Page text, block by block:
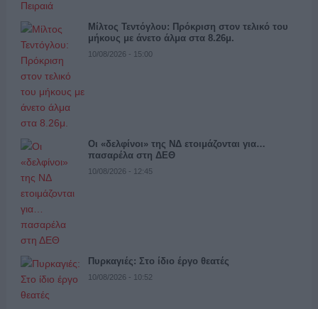
Μίλτος Τεντόγλου: Πρόκριση στον τελικό του
μήκους με άνετο άλμα στα 8.26μ.
10/08/2026 - 15:00
Οι «δελφίνοι» της ΝΔ ετοιμάζονται για…
πασαρέλα στη ΔΕΘ
10/08/2026 - 12:45
Πυρκαγιές: Στο ίδιο έργο θεατές
10/08/2026 - 10:52